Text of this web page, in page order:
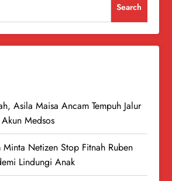
Search
Asila Maisa Ancam Tempuh Jalur
Medsos
Minta Netizen Stop Fitnah Ruben
Lindungi Anak